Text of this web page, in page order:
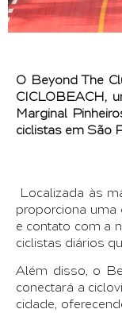
O Beyond The
CICLOBEACH,
Marginal
ciclistas em São
Localizada às
proporciona uma
e contato com a
ciclistas diários
Além disso, o
conectará a
cidade,